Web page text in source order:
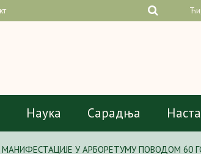
Наука Сарадња
У АРБОРЕТУМУ ПОВОДОМ 60